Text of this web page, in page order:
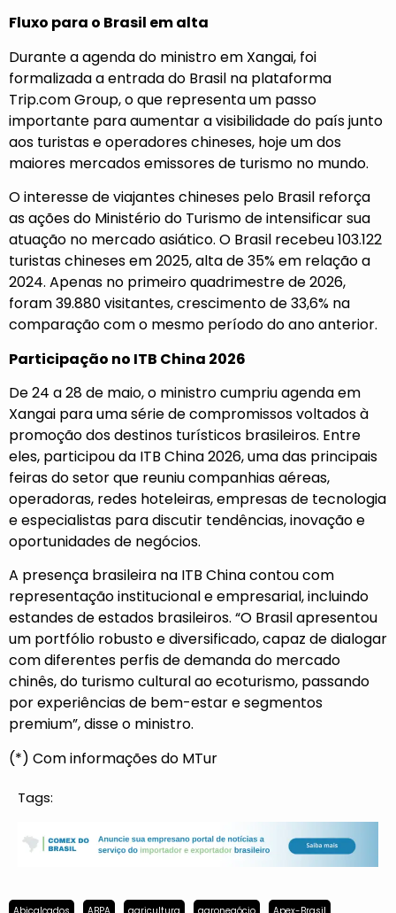
Fluxo para o Brasil em alta
Durante a agenda do ministro em Xangai, foi
formalizada a entrada do Brasil na plataforma
Trip.com Group, o que representa um passo
importante para aumentar a visibilidade do país junto
aos turistas e operadores chineses, hoje um dos
maiores mercados emissores de turismo no mundo.
O interesse de viajantes chineses pelo Brasil reforça
as ações do Ministério do Turismo de intensificar sua
atuação no mercado asiático. O Brasil recebeu 103.122
turistas chineses em 2025, alta de 35% em relação a
2024. Apenas no primeiro quadrimestre de 2026,
foram 39.880 visitantes, crescimento de 33,6% na
comparação com o mesmo período do ano anterior.
Participação no ITB China 2026
De 24 a 28 de maio, o ministro cumpriu agenda em
Xangai para uma série de compromissos voltados à
promoção dos destinos turísticos brasileiros. Entre
eles, participou da ITB China 2026, uma das principais
feiras do setor que reuniu companhias aéreas,
operadoras, redes hoteleiras, empresas de tecnologia
e especialistas para discutir tendências, inovação e
oportunidades de negócios.
A presença brasileira na ITB China contou com
representação institucional e empresarial, incluindo
estandes de estados brasileiros. “O Brasil apresentou
um portfólio robusto e diversificado, capaz de dialogar
com diferentes perfis de demanda do mercado
chinês, do turismo cultural ao ecoturismo, passando
por experiências de bem-estar e segmentos
premium”, disse o ministro.
(*) Com informações do MTur
Tags: